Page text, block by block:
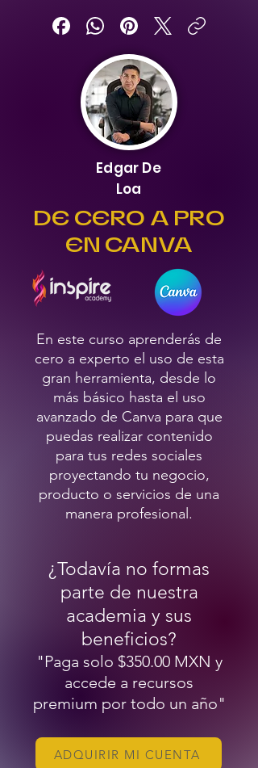
Edgar De
Loa
DE CERO A PRO
EN CANVA
En este curso aprenderás de
cero a experto el uso de esta
gran herramienta, desde lo
más básico hasta el uso
avanzado de Canva para que
puedas realizar contenido
para tus redes sociales
proyectando tu negocio,
producto o servicios de una
manera profesional.
¿Todavía no formas
parte de nuestra
academia y sus
beneficios?
"Paga solo $350.00 MXN y
accede a recursos
premium por todo un año"
ADQUIRIR MI CUENTA